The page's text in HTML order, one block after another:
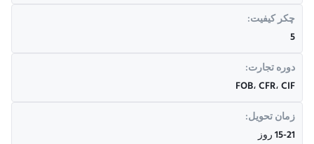
چکر کیفیت:
5
دوره تجارت:
FOB، CFR، CIF
زمان تحویل:
15-21 روز